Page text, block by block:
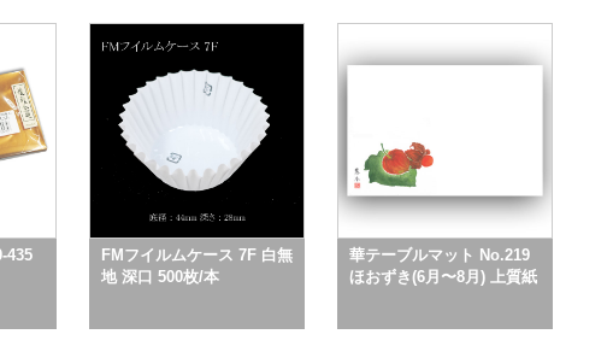
435
FMフイルムケース 7F 白無
地 深口 500枚/本
華テーブルマット No.219
ほおずき(6月〜8月) 上質紙